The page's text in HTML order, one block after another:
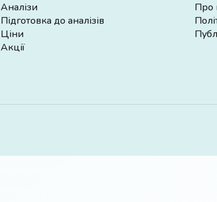
Аналізи
Підготовка до аналізів
Ціни
Акції
Про